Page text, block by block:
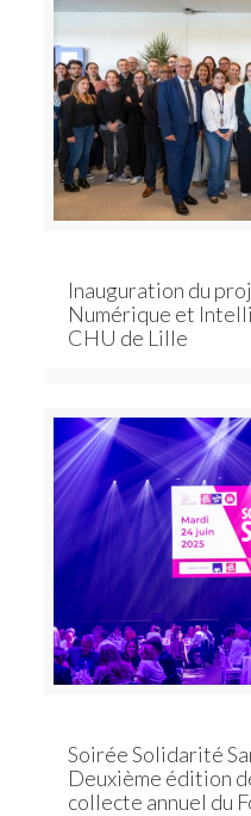
Inauguration du
Numérique et
CHU de Lille
Soirée Solidarité
Deuxième édition
collecte annuel du